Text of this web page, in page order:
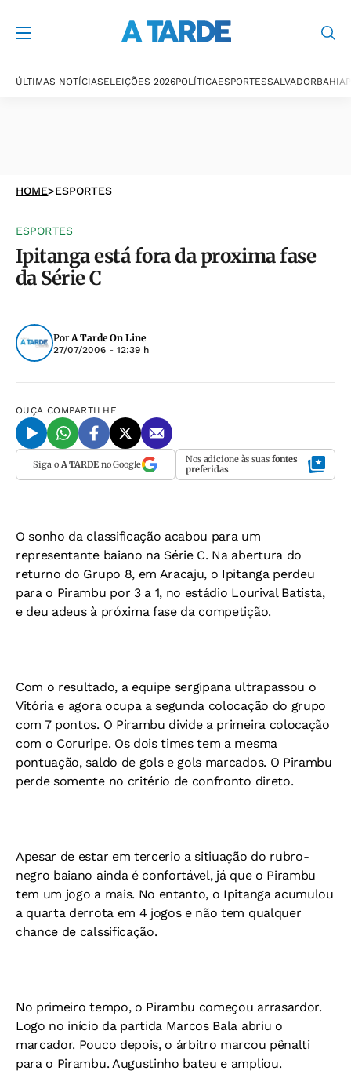
ÚLTIMAS NOTÍCIASELEIÇÕES 2026POLÍTICAESPORTESSALVADORBAHIA
HOME>ESPORTES
ESPORTES
Ipitanga está fora da proxima fase
da Série C
PorA Tarde On Line
27/07/2006 - 12:39 h
OUÇA COMPARTILHE
Siga o A TARDEno Google Nos adicione às suas fontes
preferidas
O sonho da classificação acabou para um
representante baiano na Série C. Na abertura do
returno do Grupo 8, em Aracaju, o Ipitanga perdeu
para o Pirambu por 3 a 1, no estádio Lourival Batista,
e deu adeus à próxima fase da competição.
Com o resultado, a equipe sergipana ultrapassou o
Vitória e agora ocupa a segunda colocação do grupo
com 7 pontos. O Pirambu divide a primeira colocação
com o Coruripe. Os dois times tem a mesma
pontuação, saldo de gols e gols marcados. O Pirambu
perde somente no critério de confronto direto.
Apesar de estar em tercerio a sitiuação do rubro-
negro baiano ainda é confortável, já que o Pirambu
tem um jogo a mais. No entanto, o Ipitanga acumulou
a quarta derrota em 4 jogos e não tem qualquer
chance de calssificação.
No primeiro tempo, o Pirambu começou arrasardor.
Logo no início da partida Marcos Bala abriu o
marcador. Pouco depois, o árbitro marcou pênalti
para o Pirambu. Augustinho bateu e ampliou.